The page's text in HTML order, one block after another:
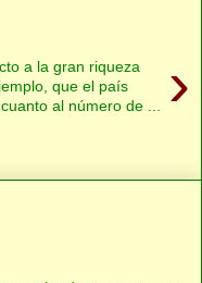
›
a la gran riqueza
que el país
al número de ...